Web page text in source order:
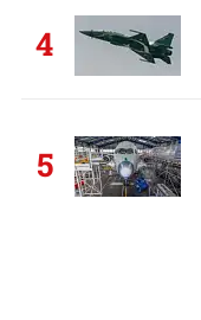
4
5